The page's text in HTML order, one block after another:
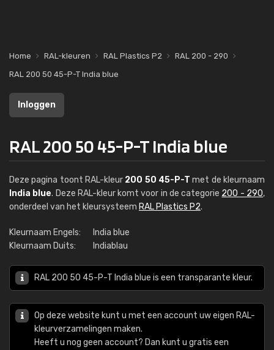
Home RAL-kleuren RAL Plastics P2
RAL 200 - 290
RAL 200 50 45-P-T India blue
Inloggen
RAL 200 50 45-P-T India blue
Deze pagina toont RAL-kleur 200 50 45-P-T met de kleurnaam
India blue. Deze RAL-kleur komt voor in de categorie 200 - 290,
onderdeel van het kleursysteem RAL Plastics P2.
Kleurnaam Engels:
India blue
Kleurnaam Duits:
Indiablau
RAL 200 50 45-P-T India blue is een transparante kleur.
Op deze website kunt u met een account uw eigen RAL-
kleurverzamelingen maken.
Heeft u nog geen account? Dan kunt u gratis een